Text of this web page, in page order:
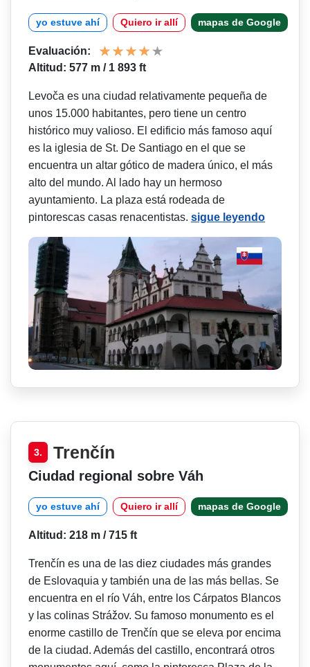
yo estuve ahí Quiero ir allí mapas de Google
Evaluación:
Altitud: 577 m / 1 893 ft
Levoča es una ciudad relativamente pequeña de
unos 15.000 habitantes, pero tiene un centro
histórico muy valioso. El edificio más famoso aquí
es la iglesia de St. De Santiago en el que se
encuentra un altar gótico de madera único, el más
alto del mundo. Al lado hay un hermoso
ayuntamiento. La plaza está rodeada de
pintorescas casas renacentistas. sigue leyendo
3. Trenčín
Ciudad regional sobre Váh
yo estuve ahí Quiero ir allí mapas de Google
Altitud: 218 m / 715 ft
Trenčín es una de las diez ciudades más grandes
de Eslovaquia y también una de las más bellas. Se
encuentra en el río Váh, entre los Cárpatos Blancos
y las colinas Strážov. Su famoso monumento es el
enorme castillo de Trenčín que se eleva por encima
de la ciudad. Además del castillo, encontrará otros